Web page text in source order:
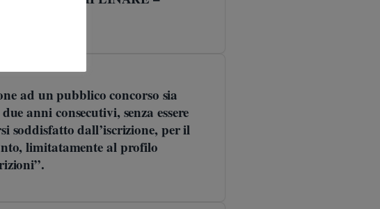
2021
ad un pubblico concorso sia
anni consecutivi, senza essere
soddisfatto dall’iscrizione, per il
limitatamente al profilo